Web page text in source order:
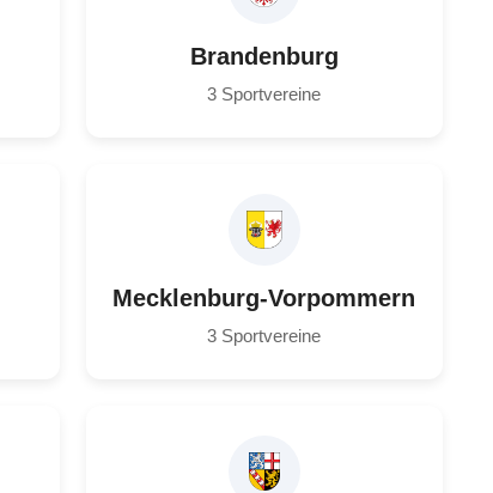
Brandenburg
3 Sportvereine
Mecklenburg-Vorpommern
3 Sportvereine